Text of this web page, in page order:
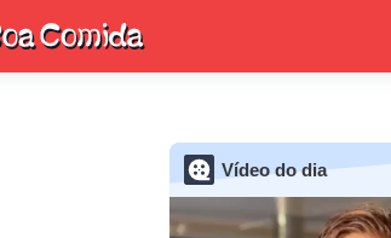
Vídeo do dia